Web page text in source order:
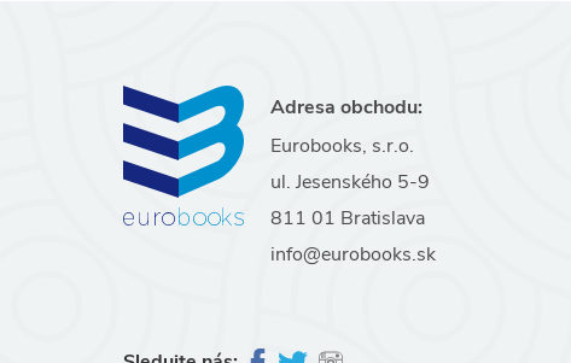
Adresa obchodu:
Eurobooks, s.r.o.
ul. Jesenského 5-9
811 01 Bratislava
info@eurobooks.sk